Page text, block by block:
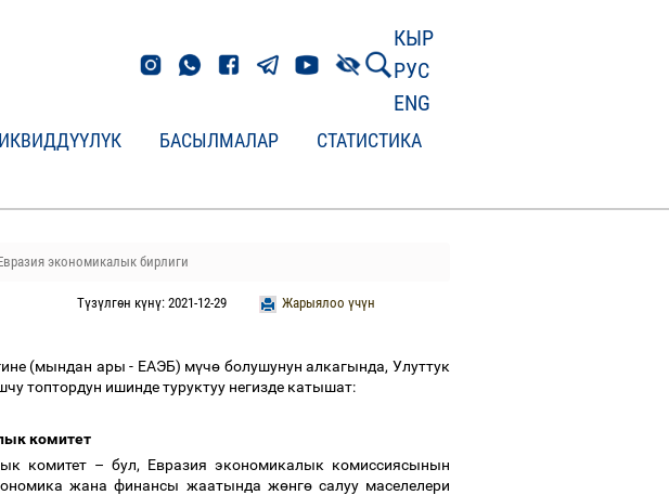
КЫР
РУС
ENG
БАСЫЛМАЛАР
СТАТИСТИКА
экономикалык бирлиги
Жарыялоо үчүн
Түзүлгөн күнү: 2021-12-29
(мындан ары - ЕАЭБ) мүчө болушунун алкагында, Улуттук
топтордун ишинде туруктуу негизде катышат:
комитет
комитет – бул, Евразия экономикалык комиссиясынын
жана финансы жаатында жөнгөсалуу маселелери